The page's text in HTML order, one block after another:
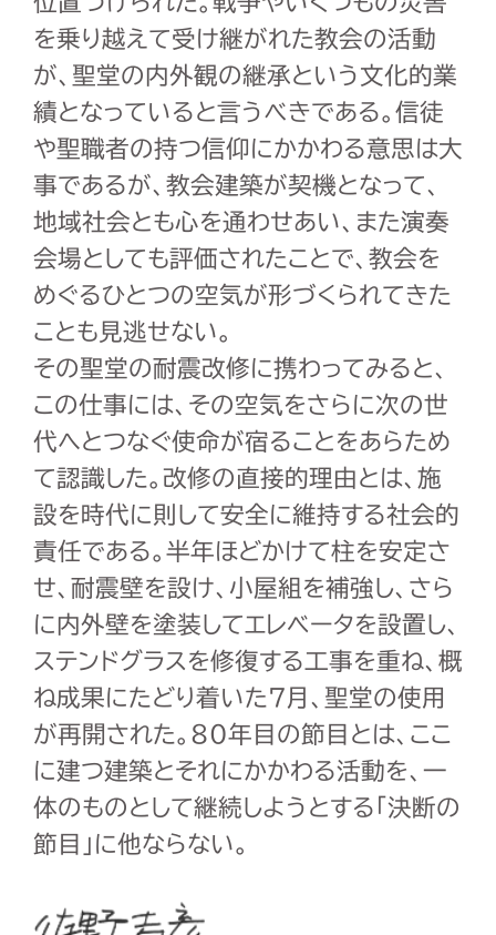
を乗り越えて受け継がれた教会の活動
が、聖堂の内外観の継承という文化的業
績となっていると言うべきである。信徒
や聖職者の持つ信仰にかかわる意思は大
事であるが、教会建築が契機となって、
地域社会とも心を通わせあい、また演奏
会場としても評価されたことで、教会を
めぐるひとつの空気が形づくられてきた
ことも見逃せない。
その聖堂の耐震改修に携わってみると、
この仕事には、その空気をさらに次の世
代へとつなぐ使命が宿ることをあらため
て認識した。改修の直接的理由とは、施
設を時代に則して安全に維持する社会的
責任である。半年ほどかけて柱を安定さ
せ、耐震壁を設け、小屋組を補強し、さら
に内外壁を塗装してエレベータを設置し、
ステンドグラスを修復する工事を重ね、概
ね成果にたどり着いた7月、聖堂の使用
が再開された。80年目の節目とは、ここ
に建つ建築とそれにかかわる活動を、一
体のものとして継続しようとする「決断の
節目」に他ならない。